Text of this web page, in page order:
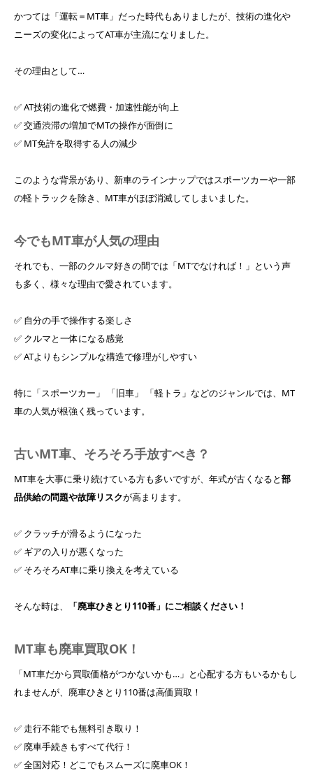
かつては「運転＝MT車」だった時代もありましたが、技術の進化や
ニーズの変化によってAT車が主流になりました。
その理由として…
✅ AT技術の進化で燃費・加速性能が向上
✅ 交通渋滞の増加でMTの操作が面倒に
✅ MT免許を取得する人の減少
このような背景があり、新車のラインナップではスポーツカーや一部
の軽トラックを除き、MT車がほぼ消滅してしまいました。
今でもMT車が人気の理由
それでも、一部のクルマ好きの間では「MTでなければ！」という声
も多く、様々な理由で愛されています。
✅ 自分の手で操作する楽しさ
✅ クルマと一体になる感覚
✅ ATよりもシンプルな構造で修理がしやすい
特に「スポーツカー」 「旧車」 「軽トラ」などのジャンルでは、MT
車の人気が根強く残っています。
古いMT車、そろそろ手放すべき？
MT車を大事に乗り続けている方も多いですが、年式が古くなると部
品供給の問題や故障リスクが高まります。
✅ クラッチが滑るようになった
✅ ギアの入りが悪くなった
✅ そろそろAT車に乗り換えを考えている
そんな時は、 「廃車ひきとり110番」にご相談ください！
MT車も廃車買取OK！
「MT車だから買取価格がつかないかも…」と心配する方もいるかもし
れませんが、廃車ひきとり110番は高価買取！
✅ 走行不能でも無料引き取り！
✅ 廃車手続きもすべて代行！
✅ 全国対応！どこでもスムーズに廃車OK！